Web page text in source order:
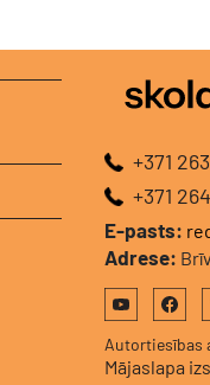
+371
+371
E-pasts:
Adrese:
Autortiesības
Mājaslapa